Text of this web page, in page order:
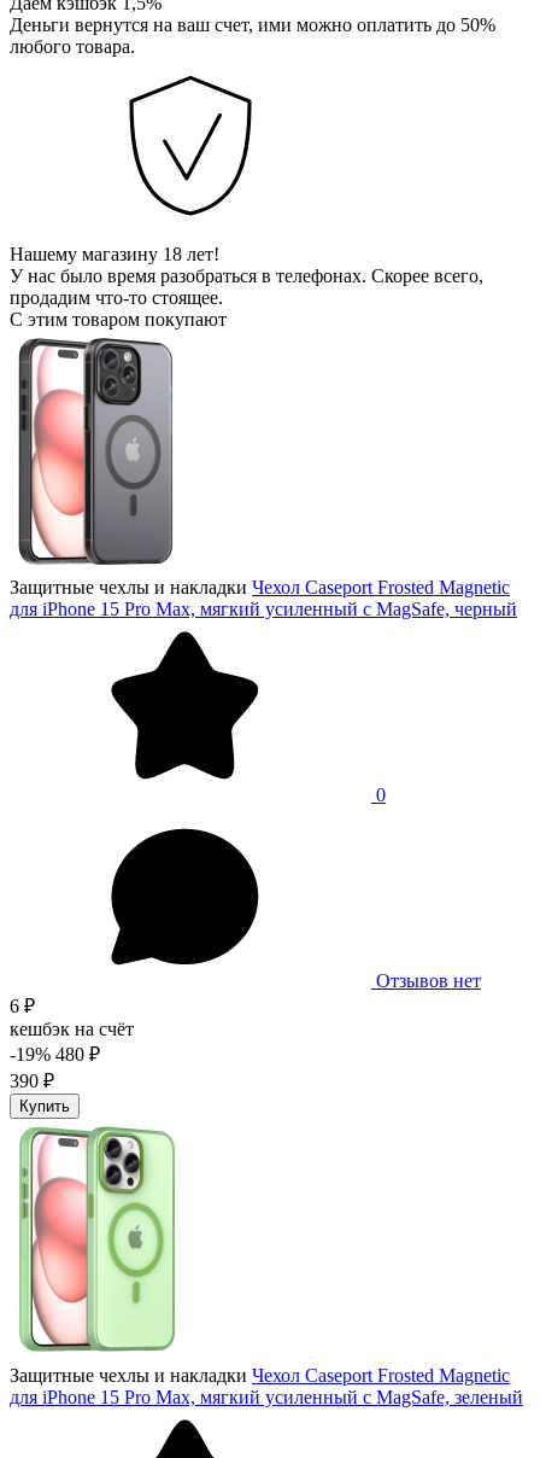
Деньги вернутся на ваш счет, ими можно оплатить до 50%
любого товара.
Нашему магазину 18 лет!
У нас было время разобраться в телефонах. Скорее всего,
продадим что-то стоящее.
С этим товаром покупают
Защитные чехлы и накладки Чехол Caseport Frosted Magnetic
для iPhone 15 Pro Max, мягкий усиленный с MagSafe, черный
0
Отзывов нет
6 ₽
кешбэк на счёт
-19% 480 ₽
390 ₽
Купить
Защитные чехлы и накладки Чехол Caseport Frosted Magnetic
для iPhone 15 Pro Max, мягкий усиленный с MagSafe, зеленый